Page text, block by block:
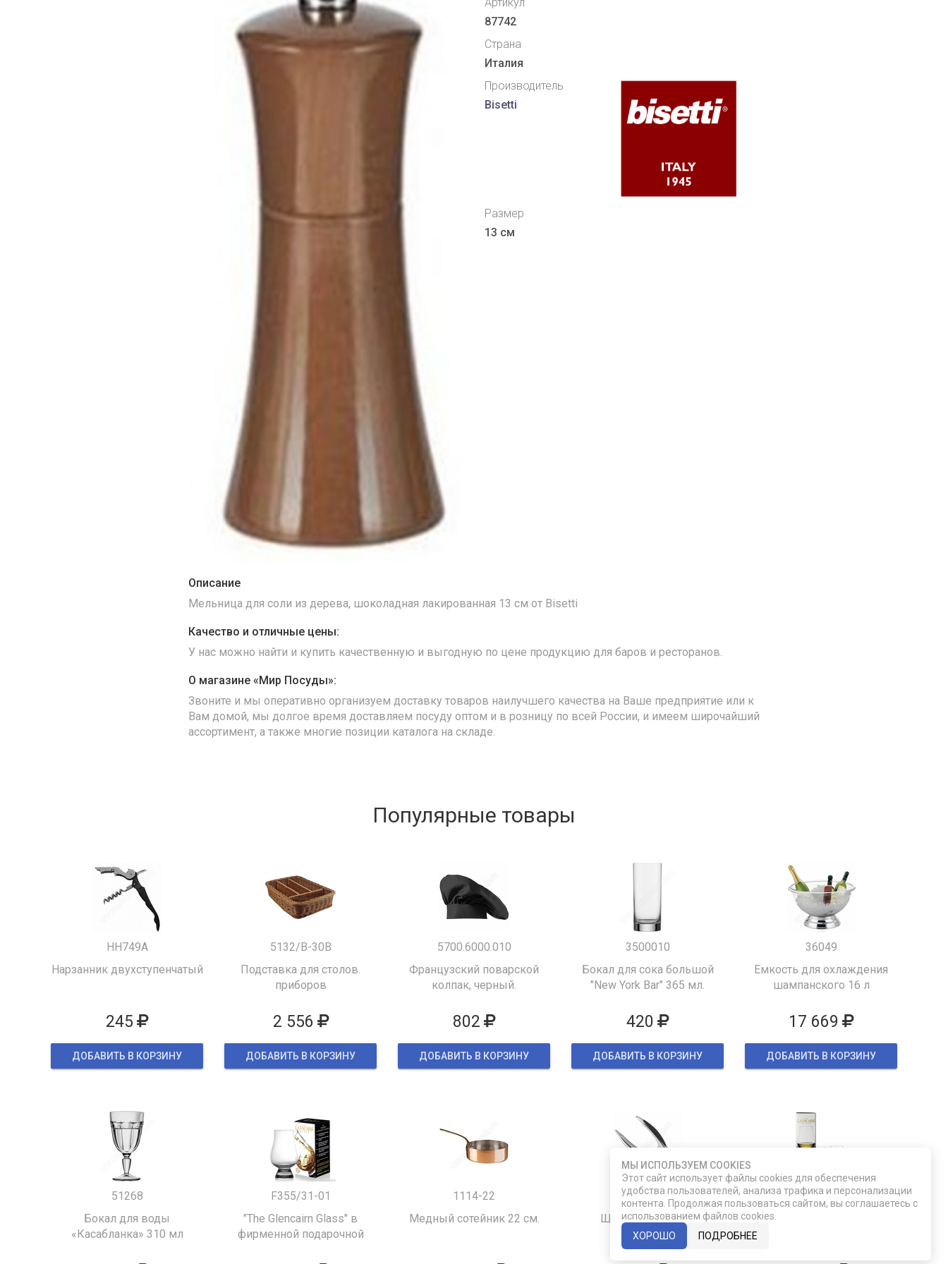
87742
Страна
Италия
Производитель
Bisetti
Размер
13 см
Описание
Мельница для соли из дерева, шоколадная лакированная 13 см от Bisetti
Качество и отличные цены:
У нас можно найти и купить качественную и выгодную по цене продукцию для баров и ресторанов.
О магазине «Мир Посуды»:
Звоните и мы оперативно организуем доставку товаров наилучшего качества на Ваше предприятие или к
Вам домой, мы долгое время доставляем посуду оптом и в розницу по всей России, и имеем широчайший
ассортимент, а также многие позиции каталога на складе.
Популярные товары
HH749A
Нарзанник двухступенчатый
245
ДОБАВИТЬ В КОРЗИНУ
5132/B-30B
Подставка для столов.
приборов
2 556
ДОБАВИТЬ В КОРЗИНУ
5700.6000.010
Французский поварской
колпак, черный.
802
ДОБАВИТЬ В КОРЗИНУ
3500010
Бокал для сока большой
"New York Bar" 365 мл.
420
ДОБАВИТЬ В КОРЗИНУ
36049
Емкость для охлаждения
шампанского 16 л
17 669
ДОБАВИТЬ В КОРЗИНУ
51268
Бокал для воды
«Касабланка» 310 мл
F355/31-01
"The Glencairn Glass" в
фирменной подарочной
1114-22
Медный сотейник 22 см.
HH431
Щипцы для краба
F355/31-02
Подарочный набор из двух
бокалов для виски Glencairn
МЫ ИСПОЛЬЗУЕМ COOKIES
Этот сайт использует файлы cookies для обеспечения
удобства пользователей, анализа трафика и персонализации
контента. Продолжая пользоваться сайтом, вы соглашаетесь с
использованием файлов cookies.
ХОРОШО
ПОДРОБНЕЕ